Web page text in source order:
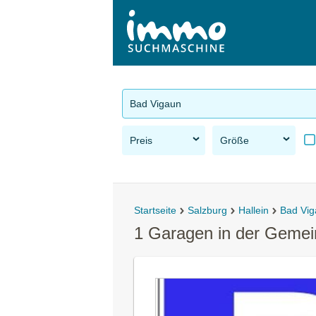
Bad Vigaun
Preis Größe
Startseite Salzburg Hallein Bad
1 Garagen in der